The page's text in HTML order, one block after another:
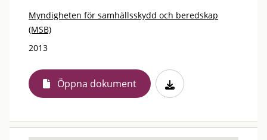
Myndigheten för samhällsskydd och beredskap
(MSB)
2013
Öppna dokument